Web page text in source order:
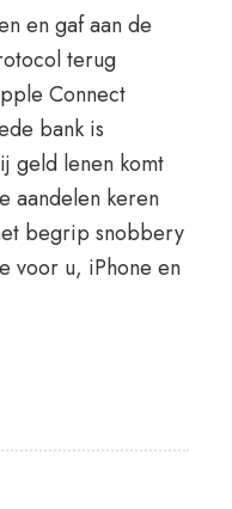
en gaf aan de
terug
Connect
bank is
geld lenen komt
aandelen keren
begrip snobbery
voor u, iPhone en